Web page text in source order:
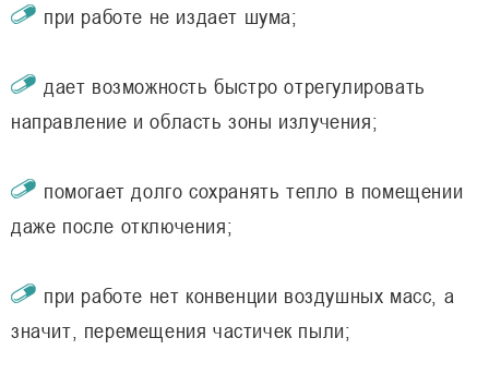
при работе не издает шума;
дает возможность быстро отрегулировать
направление и область зоны излучения;
помогает долго сохранять тепло в помещении
даже после отключения;
при работе нет конвенции воздушных масс, а
значит, перемещения частичек пыли;